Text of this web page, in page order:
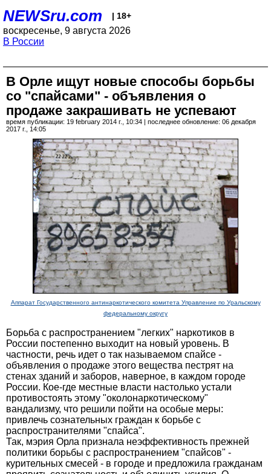
NEWSru.com | 18+
воскресенье, 9 августа 2026
В России
В Орле ищут новые способы борьбы
со "спайсами" - объявления о
продаже закрашивать не успевают
время публикации: 19 february 2014 г., 10:34 | последнее обновление: 06 декабря
2017 г., 14:05
Аппарат Государственного антинаркотического комитета Управление по Уральскому
федеральному округу
Борьба с распространением "легких" наркотиков в
России постепенно выходит на новый уровень. В
частности, речь идет о так называемом спайсе -
объявления о продаже этого вещества пестрят на
стенах зданий и заборов, наверное, в каждом городе
России. Кое-где местные власти настолько устали
противостоять этому "околонаркотическому"
вандализму, что решили пойти на особые меры:
привлечь сознательных граждан к борьбе с
распространителями "спайса".
Так, мэрия Орла признала неэффективность прежней
политики борьбы с распространением "спайсов" -
курительных смесей - в городе и предложила гражданам